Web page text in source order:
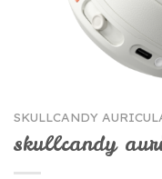
SKULLCANDY
skullcandy